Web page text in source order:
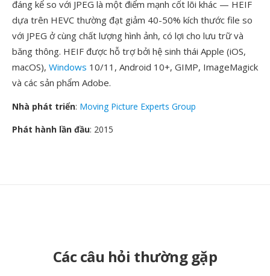
đáng kể so với JPEG là một điểm mạnh cốt lõi khác — HEIF
dựa trên HEVC thường đạt giảm 40-50% kích thước file so
với JPEG ở cùng chất lượng hình ảnh, có lợi cho lưu trữ và
băng thông. HEIF được hỗ trợ bởi hệ sinh thái Apple (iOS,
macOS), Windows 10/11, Android 10+, GIMP, ImageMagick
và các sản phẩm Adobe.
Nhà phát triển: Moving Picture Experts Group
Phát hành lần đầu: 2015
Các câu hỏi thường gặp